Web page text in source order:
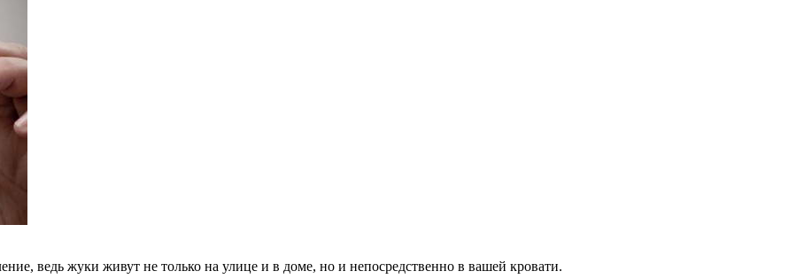
ведь жуки живут не только на улице и в доме, но и непосредственно в вашей кровати.